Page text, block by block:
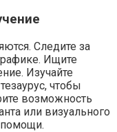
Следите за
Ищите
Изучайте
чтобы
возможность
или визуального
помощи.